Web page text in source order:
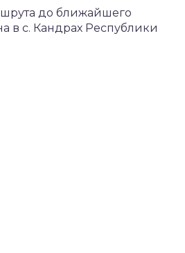
до ближайшего
в с. Кандрах Республики